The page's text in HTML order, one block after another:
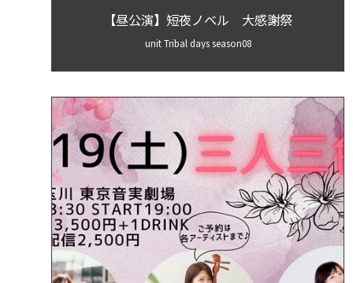
【昼公演】短夜ノベル 大感謝祭
unit Tribal days season08